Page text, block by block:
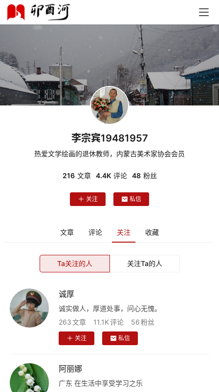
李宗宾19481957
热爱文学绘画的退休教师，内蒙古美术家协会会员
216 文章 4.4K 评论 48 粉丝
关注 私信
文章 评论 关注 收藏
Ta关注的人 关注Ta的人
诚厚
诚实做人，厚道处事，问心无愧。
263文章 11.1K评论 56粉丝
关注 私信
阿丽娜
广东 在生活中享受学习之乐